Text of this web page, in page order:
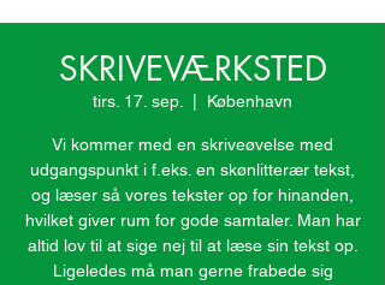
SKRIVEVÆRKSTED
tirs. 17. sep. København
Vi kommer med en skriveøvelse med
udgangspunkt i f.eks. en skønlitterær tekst,
og læser så vores tekster op for hinanden,
hvilket giver rum for gode samtaler. Man har
altid lov til at sige nej til at læse sin tekst op.
Ligeledes må man gerne frabede sig